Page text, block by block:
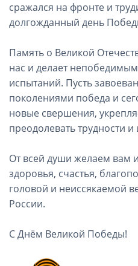
сражался на фронте и
долгожданный день
Память о Великой
нас и делает
испытаний. Пусть
поколениями победа и
новые свершения,
преодолевать трудности и
От всей души желаем вам
здоровья, счастья,
головой и неиссякаемой
России.
С Днём Великой Победы!